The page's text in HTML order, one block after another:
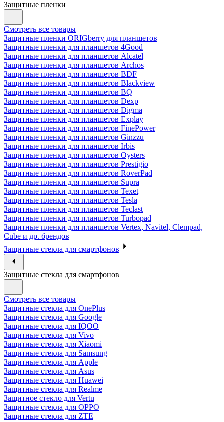
Защитные пленки
Смотреть все товары
Защитные пленки ORIGberry для планшетов
Защитные пленки для планшетов 4Good
Защитные пленки для планшетов Alcatel
Защитные пленки для планшетов Archos
Защитные пленки для планшетов BDF
Защитные пленки для планшетов Blackview
Защитные пленки для планшетов BQ
Защитные пленки для планшетов Dexp
Защитные пленки для планшетов Digma
Защитные пленки для планшетов Explay
Защитные пленки для планшетов FinePower
Защитные пленки для планшетов Ginzzu
Защитные пленки для планшетов Irbis
Защитные пленки для планшетов Oysters
Защитные пленки для планшетов Prestigio
Защитные пленки для планшетов RoverPad
Защитные пленки для планшетов Supra
Защитные пленки для планшетов Texet
Защитные пленки для планшетов Tesla
Защитные пленки для планшетов Teclast
Защитные пленки для планшетов Turbopad
Защитные пленки для планшетов Vertex, Navitel, Clempad,
Cube и др. брендов
Защитные стекла для смартфонов
Защитные стекла для смартфонов
Смотреть все товары
Защитные стекла для OnePlus
Защитные стекла для Google
Защитные стекла для IQOO
Защитные стекла для Vivo
Защитные стекла для Xiaomi
Защитные стекла для Samsung
Защитные стекла для Apple
Защитные стекла для Asus
Защитные стекла для Huawei
Защитные стекла для Realme
Защитное стекло для Vertu
Защитные стекла для OPPO
Защитные стекла для ZTE